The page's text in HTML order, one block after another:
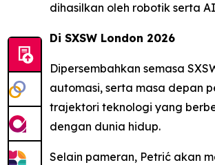
dihasilkan oleh robotik serta
Di SXSW London 2026
Dipersembahkan semasa
automasi, serta masa depan
trajektori teknologi yang
dengan dunia hidup.
Selain pameran, Petrić akan